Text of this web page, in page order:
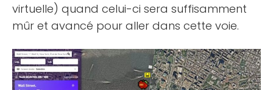
virtuelle) quand celui-ci sera suffisamment
mûr et avancé pour aller dans cette voie.